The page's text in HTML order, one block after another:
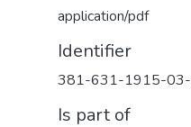
application/pdf
Identifier
381-631-1915-
Is part of